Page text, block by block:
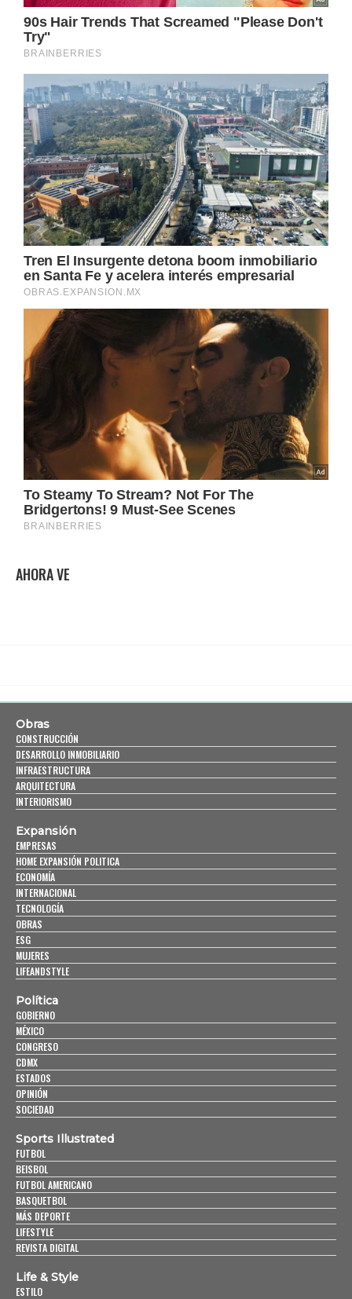
AHORA VE
Obras
CONSTRUCCIÓN
DESARROLLO INMOBILIARIO
INFRAESTRUCTURA
ARQUITECTURA
INTERIORISMO
Expansión
EMPRESAS
HOME EXPANSIÓN POLITICA
ECONOMÍA
INTERNACIONAL
TECNOLOGÍA
OBRAS
ESG
MUJERES
LIFEANDSTYLE
Política
GOBIERNO
MÉXICO
CONGRESO
CDMX
ESTADOS
OPINIÓN
SOCIEDAD
Sports Illustrated
FUTBOL
BEISBOL
FUTBOL AMERICANO
BASQUETBOL
MÁS DEPORTE
LIFESTYLE
REVISTA DIGITAL
Life & Style
ESTILO